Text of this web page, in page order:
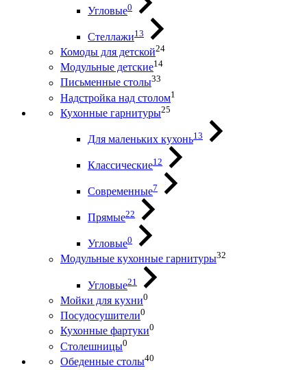
Угловые0
Стеллажи13
Комоды для детской24
Модульные детские14
Письменные столы33
Надстройка над столом1
Кухонные гарнитуры25
Для маленьких кухонь13
Классические12
Современные7
Прямые22
Угловые0
Модульные кухонные гарнитуры32
Угловые21
Мойки для кухни0
Посудосушители0
Кухонные фартуки0
Столешницы0
Обеденные столы40